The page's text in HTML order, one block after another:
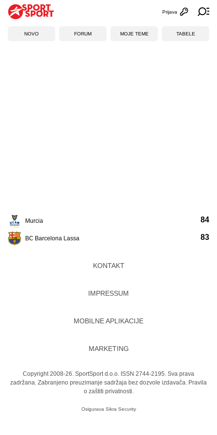
Otvori
Prijava
NOVO FORUM MOJE TEME TABELE
Murcia
BC Barcelona Lassa
84
83
KONTAKT
IMPRESSUM
MOBILNE APLIKACIJE
MARKETING
Copyright 2008-26. SportSport d.o.o. ISSN 2744-2195. Sva prava
zadržana. Zabranjeno preuzimanje sadržaja bez dozvole izdavača. Pravila
o zaštiti privatnosti.
Osigurava Sikra Security